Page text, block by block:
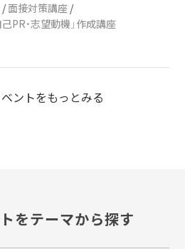
/面接対策講座 /
PR・志望動機」作成講座
ベントをもっとみる
をテーマから探す